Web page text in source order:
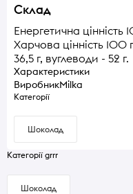
Склад
Енергетична цінність
Харчова цінність 100
36,5 г, вуглеводи - 52 г.
Характеристики
ВиробникMilka
Категорії
Шоколад
Категорії grrr
Шоколад